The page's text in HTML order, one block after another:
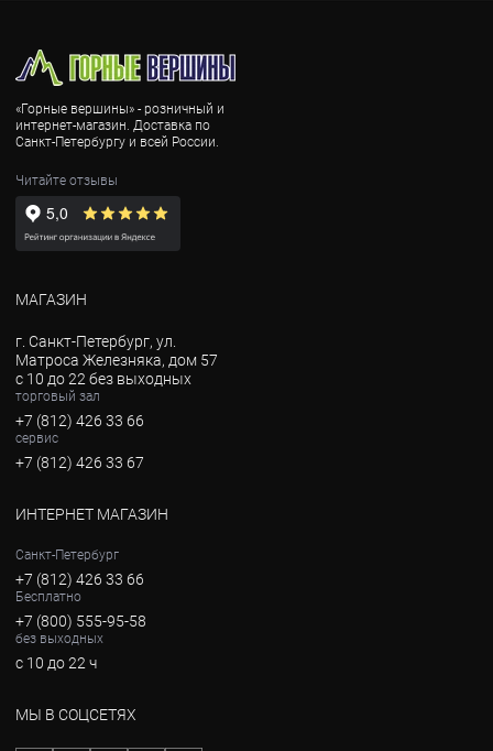
«Горные вершины» - розничный и
интернет-магазин. Доставка по
Санкт-Петербургу и всей России.
Читайте отзывы
МАГАЗИН
г. Санкт-Петербург, ул.
Матроса Железняка, дом 57
с 10 до 22 без выходных
торговый зал
+7 (812) 426 33 66
сервис
+7 (812) 426 33 67
ИНТЕРНЕТ МАГАЗИН
Санкт-Петербург
+7 (812) 426 33 66
Бесплатно
+7 (800) 555-95-58
без выходных
с 10 до 22 ч
МЫ В СОЦСЕТЯХ